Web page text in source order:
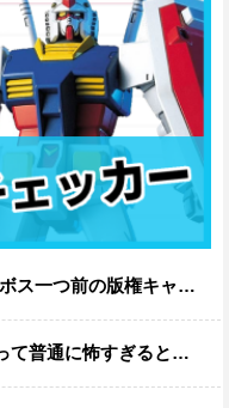
の敵ってちょっと荷が重すぎない？」
通に怖すぎると思う…